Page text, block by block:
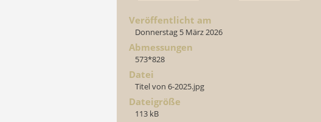
Veröffentlicht am
Donnerstag 5 März 2026
Abmessungen
573*828
Datei
Titel von 6-2025.jpg
Dateigröße
113 kB